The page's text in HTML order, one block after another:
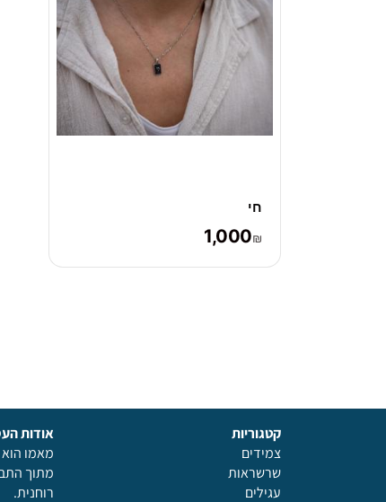
חי
₪
1,000
קטגוריות
צמידים
שרשראות
עגילים
אודות
מאמו
מתוך
רוחנית.